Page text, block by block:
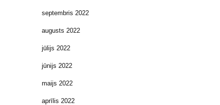
septembris 2022
augusts 2022
jūlijs 2022
jūnijs 2022
maijs 2022
aprīlis 2022